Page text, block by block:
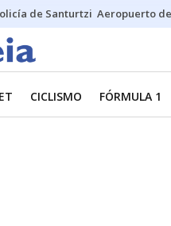
de Santurtzi Aeropuerto
CICLISMO FÓRMULA 1